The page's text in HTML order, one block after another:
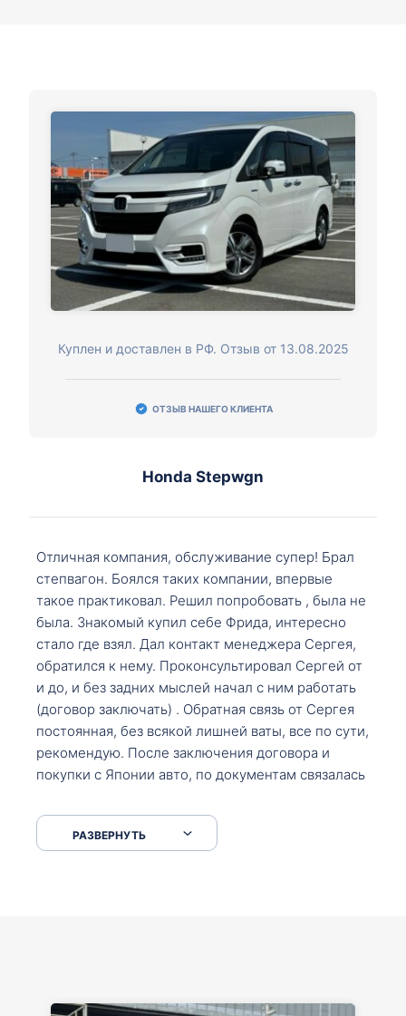
Куплен и доставлен в РФ. Отзыв от 13.08.2025
ОТЗЫВ НАШЕГО КЛИЕНТА
Honda Stepwgn
Отличная компания, обслуживание супер! Брал
степвагон. Боялся таких компании, впервые
такое практиковал. Решил попробовать , была не
была. Знакомый купил себе Фрида, интересно
стало где взял. Дал контакт менеджера Сергея,
обратился к нему. Проконсультировал Сергей от
и до, и без задних мыслей начал с ним работать
(договор заключать) . Обратная связь от Сергея
постоянная, без всякой лишней ваты, все по сути,
рекомендую. После заключения договора и
покупки с Японии авто, по документам связалась
что заполнить, куда зайти, образцы и т.д. После
приехал за авто. Меня тепло встретили Сергей с
РАЗВЕРНУТЬ